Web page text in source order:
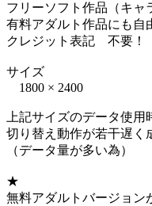
フリーソフト作品（キャ
有料アダルト作品にも自
クレジット表記 不要！
サイズ
1800 × 2400
上記サイズのデータ使用
切り替え動作が若干遅く
（データ量が多い為）
★
無料アダルトバージョン